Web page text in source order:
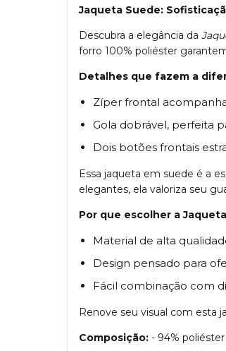
Jaqueta Suede:
Descubra a elegância da
forro 100% poliéster
Detalhes que fazem a
Zíper frontal
Gola dobrável, perfeita
Dois botões frontais
Essa jaqueta em suede é a
elegantes, ela valoriza seu
Por que escolher a
Material de alta
Design pensado para
Fácil combinação com
Renove seu visual com esta
Composição: - 94%